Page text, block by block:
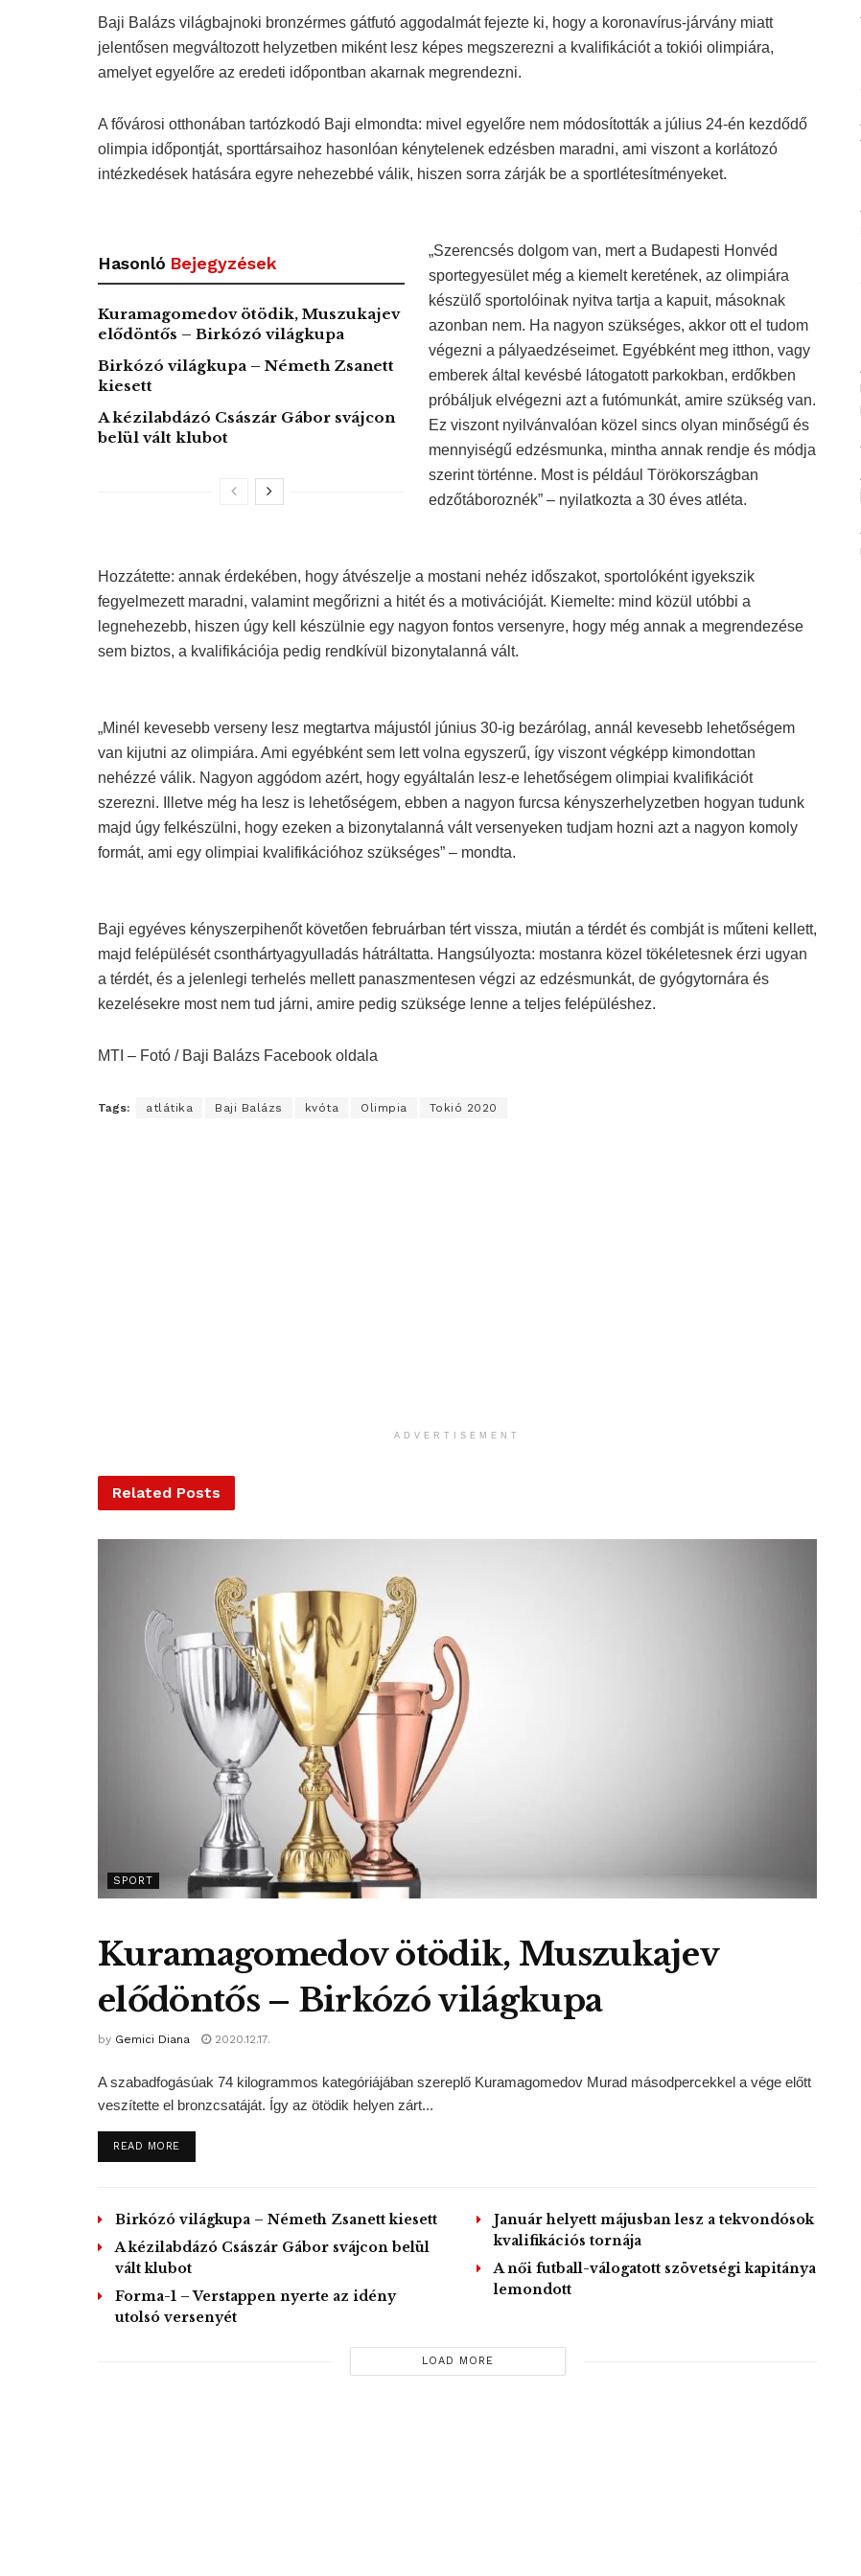
Baji Balázs világbajnoki bronzérmes gátfutó aggodalmát fejezte ki, hogy a koronavírus-járvány miatt
jelentősen megváltozott helyzetben miként lesz képes megszerezni a kvalifikációt a tokiói olimpiára,
amelyet egyelőre az eredeti időpontban akarnak megrendezni.
A fővárosi otthonában tartózkodó Baji elmondta: mivel egyelőre nem módosították a július 24-én kezdődő
olimpia időpontját, sporttársaihoz hasonlóan kénytelenek edzésben maradni, ami viszont a korlátozó
intézkedések hatására egyre nehezebbé válik, hiszen sorra zárják be a sportlétesítményeket.
Hasonló Bejegyzések
Kuramagomedov ötödik, Muszukajev
elődöntős – Birkózó világkupa
Birkózó világkupa – Németh Zsanett
kiesett
A kézilabdázó Császár Gábor svájcon
belül vált klubot
„Szerencsés dolgom van, mert a Budapesti Honvéd
sportegyesület még a kiemelt keretének, az olimpiára
készülő sportolóinak nyitva tartja a kapuit, másoknak
azonban nem. Ha nagyon szükséges, akkor ott el tudom
végezni a pályaedzéseimet. Egyébként meg itthon, vagy
emberek által kevésbé látogatott parkokban, erdőkben
próbáljuk elvégezni azt a futómunkát, amire szükség van.
Ez viszont nyilvánvalóan közel sincs olyan minőségű és
mennyiségű edzésmunka, mintha annak rendje és módja
szerint történne. Most is például Törökországban
edzőtáboroznék” – nyilatkozta a 30 éves atléta.
Hozzátette: annak érdekében, hogy átvészelje a mostani nehéz időszakot, sportolóként igyekszik
fegyelmezett maradni, valamint megőrizni a hitét és a motivációját. Kiemelte: mind közül utóbbi a
legnehezebb, hiszen úgy kell készülnie egy nagyon fontos versenyre, hogy még annak a megrendezése
sem biztos, a kvalifikációja pedig rendkívül bizonytalanná vált.
„Minél kevesebb verseny lesz megtartva májustól június 30-ig bezárólag, annál kevesebb lehetőségem
van kijutni az olimpiára. Ami egyébként sem lett volna egyszerű, így viszont végképp kimondottan
nehézzé válik. Nagyon aggódom azért, hogy egyáltalán lesz-e lehetőségem olimpiai kvalifikációt
szerezni. Illetve még ha lesz is lehetőségem, ebben a nagyon furcsa kényszerhelyzetben hogyan tudunk
majd úgy felkészülni, hogy ezeken a bizonytalanná vált versenyeken tudjam hozni azt a nagyon komoly
formát, ami egy olimpiai kvalifikációhoz szükséges” – mondta.
Baji egyéves kényszerpihenőt követően februárban tért vissza, miután a térdét és combját is műteni kellett,
majd felépülését csonthártyagyulladás hátráltatta. Hangsúlyozta: mostanra közel tökéletesnek érzi ugyan
a térdét, és a jelenlegi terhelés mellett panaszmentesen végzi az edzésmunkát, de gyógytornára és
kezelésekre most nem tud járni, amire pedig szüksége lenne a teljes felépüléshez.
MTI – Fotó / Baji Balázs Facebook oldala
Tags: atlátika Baji Balázs kvóta Olimpia Tokió 2020
ADVERTISEMENT
Related Posts
SPORT
Kuramagomedov ötödik, Muszukajev
elődöntős – Birkózó világkupa
by Gemici Diana 2020.12.17.
A szabadfogásúak 74 kilogrammos kategóriájában szereplő Kuramagomedov Murad másodpercekkel a vége előtt
veszítette el bronzcsatáját. Így az ötödik helyen zárt...
READ MOREDETAILS
Birkózó világkupa – Németh Zsanett kiesett
A kézilabdázó Császár Gábor svájcon belül
vált klubot
Forma-1 – Verstappen nyerte az idény
utolsó versenyét
Január helyett májusban lesz a tekvondósok
kvalifikációs tornája
A női futball-válogatott szövetségi kapitánya
lemondott
LOAD MORE